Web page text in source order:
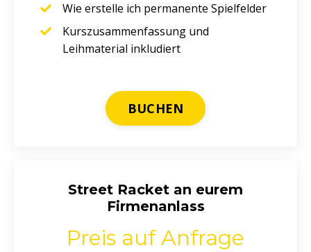
Wie erstelle ich permanente Spielfelder
Kurszusammenfassung und
Leihmaterial inkludiert
BUCHEN
Street Racket an eurem
Firmenanlass
Preis auf Anfrage